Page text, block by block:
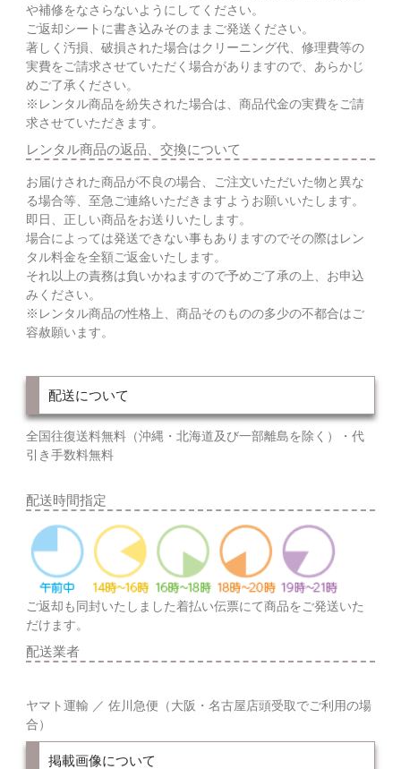
や補修をなさらないようにしてください。
ご返却シートに書き込みそのままご発送ください。
著しく汚損、破損された場合はクリーニング代、修理費等の
実費をご請求させていただく場合がありますので、あらかじ
めご了承ください。
※レンタル商品を紛失された場合は、商品代金の実費をご請
求させていただきます。
レンタル商品の返品、交換について
お届けされた商品が不良の場合、ご注文いただいた物と異な
る場合等、至急ご連絡いただきますようお願いいたします。
即日、正しい商品をお送りいたします。
場合によっては発送できない事もありますのでその際はレン
タル料金を全額ご返金いたします。
それ以上の責務は負いかねますので予めご了承の上、お申込
みください。
※レンタル商品の性格上、商品そのものの多少の不都合はご
容赦願います。
配送について
全国往復送料無料（沖縄・北海道及び一部離島を除く）・代
引き手数料無料
配送時間指定
ご返却も同封いたしました着払い伝票にて商品をご発送いた
だけます。
配送業者
ヤマト運輸 ／ 佐川急便（大阪・名古屋店頭受取でご利用の場
合）
掲載画像について